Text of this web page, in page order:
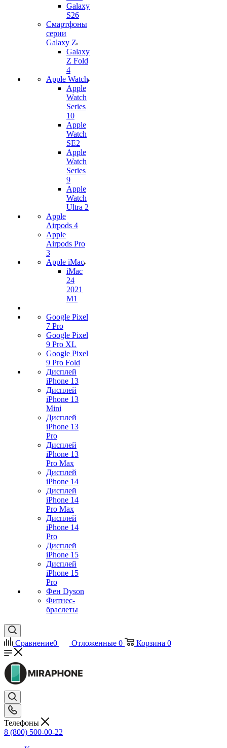
Galaxy
S26
Смартфоны
серии
Galaxy Z
Galaxy
Z Fold
4
Apple Watch
Apple
Watch
Series
10
Apple
Watch
SE2
Apple
Watch
Series
9
Apple
Watch
Ultra 2
Apple
Airpods 4
Apple
Airpods Pro
3
Apple iMac
iMac
24
2021
M1
Google Pixel
7 Pro
Google Pixel
9 Pro XL
Google Pixel
9 Pro Fold
Дисплей
iPhone 13
Дисплей
iPhone 13
Mini
Дисплей
iPhone 13
Pro
Дисплей
iPhone 13
Pro Max
Дисплей
iPhone 14
Дисплей
iPhone 14
Pro Max
Дисплей
iPhone 14
Pro
Дисплей
iPhone 15
Дисплей
iPhone 15
Pro
Фен Dyson
Фитнес-
браслеты
Сравнение0 Отложенные 0 Корзина 0
Телефоны
8 (800) 500-00-22